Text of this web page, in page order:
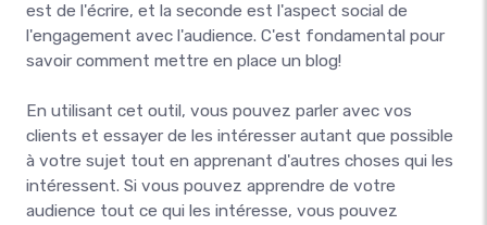
est de l'écrire, et la seconde est l'aspect social de
l'engagement avec l'audience. C'est fondamental pour
savoir comment mettre en place un blog!
En utilisant cet outil, vous pouvez parler avec vos
clients et essayer de les intéresser autant que possible
à votre sujet tout en apprenant d'autres choses qui les
intéressent. Si vous pouvez apprendre de votre
audience tout ce qui les intéresse, vous pouvez